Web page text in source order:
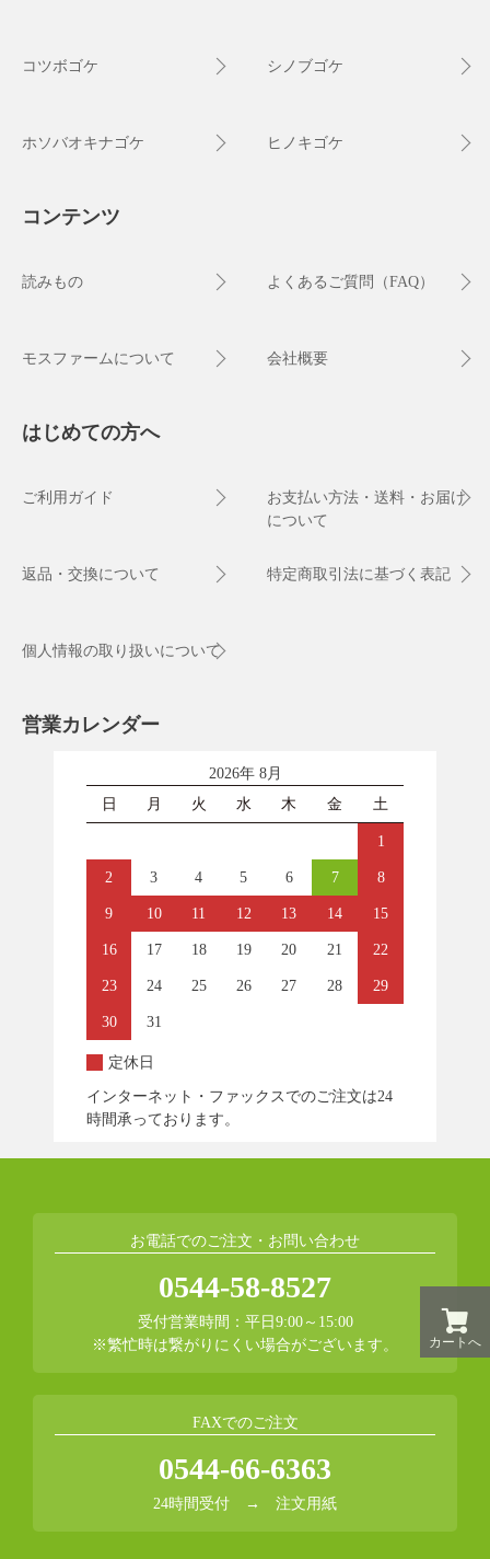
カートへ
コツボゴケ シノブゴケ
ホソバオキナゴケ ヒノキゴケ
コンテンツ
読みもの よくあるご質問（FAQ）
モスファームについて 会社概要
はじめての方へ
ご利用ガイド
お支払い方法・送料・お届け
について
返品・交換について 特定商取引法に基づく表記
個人情報の取り扱いについて
営業カレンダー
2026年 8月
日
月 火 水 木 金 土
1
2 3 4 5 6 7 8
9 10 11 12 13 14 15
16 17 18 19 20 21 22
23 24 25 26 27 28 29
30 31
定休日
インターネット・ファックスでのご注文は24
時間承っております。
お電話でのご注文・お問い合わせ
0544-58-8527
受付営業時間：平日9:00～15:00
※繁忙時は繋がりにくい場合がございます。
FAXでのご注文
0544-66-6363
24時間受付 → 注文用紙